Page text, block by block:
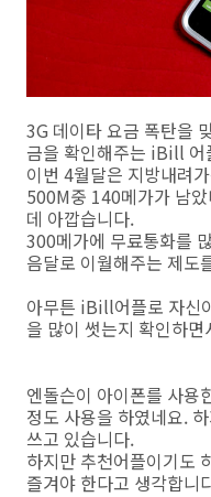
3G 데이타 요금 폭탄을
금을 확인해주는 iBill 어
이번 4월달은 지방내려
500M중 140메가가 남
데 아깝습니다.
300메가에 무료통화를
음달로 이월해주는 제도
아무튼 iBill어플로 자신
을 많이 썻는지 확인하
엔돌슨이 아이폰를 사용
정도 사용을 하였네요.
쓰고 있습니다.
하지만 추천어플이기도
즐겨야 한다고 생각합니